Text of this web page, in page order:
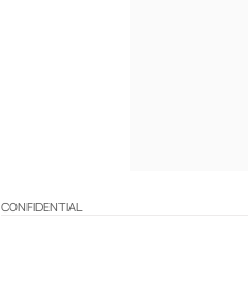
CONFIDENTIAL